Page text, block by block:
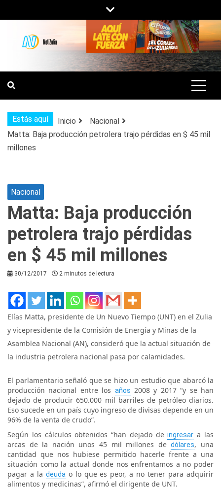
al
contenido
NOTIZULIA
NOTICIAS DEL ZULIA, VENEZUELA Y
DE INTERÉS GENERAL.
Estás aquí Inicio
Nacional
Matta: Baja producción petrolera trajo pérdidas en $ 45 mil
millones
Nacional
Matta: Baja producción
petrolera trajo pérdidas
en $ 45 mil millones
30/12/2017 2 minutos de lectura
Elías Matta, presidente de Un Nuevo Tiempo (UNT) en el Zulia
y vicepresidente de la Comisión de Energía y Minas de la
Asamblea Nacional (AN), consideró que la actual situación de
la industria petrolera nacional pasa por calamidades.
El parlamentario señaló que se hizo un estudio que abarcó la
producción nacional entre los años 2008 y 2017 “y se han
dejado de producir 650.000 mil barriles de petróleo diarios.
Eso sucede en un país cuyo ingreso de divisas depende en un
96% de la venta de crudo”.
Según los cálculos obtenidos “han dejado deingresar a las
arcas de la nación unos 45 mil millones dedólares, una
cantidad que nos hubiese permitido hacerle frente a una
situación como la actual donde nos enfrentamos a no poder
pagar a la deuda o lo que es peor, a no tener para adquirir
alimentos y medicinas”, afirmó el dirigente de UNT.